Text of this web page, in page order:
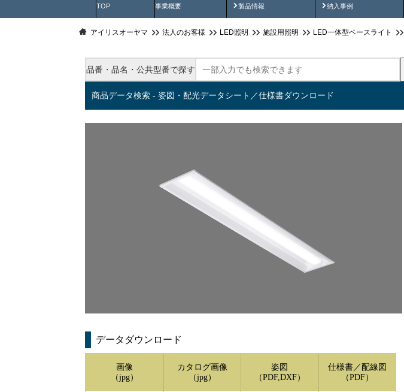
TOP 事業概要 製品情報
製品動画 納入事例
納入事例動画
アイリスオーヤマ 法人のお客様 LED照明 施設用照明 LED一体型ベースライト
品番・品名・公共型番で探す
商品データ検索 - 姿図・配光データシート／仕様書ダウンロード
データダウンロード
画像
（jpg）
カタログ画像
（jpg）
姿図
（PDF,DXF）
仕様書／配線図
（PDF）